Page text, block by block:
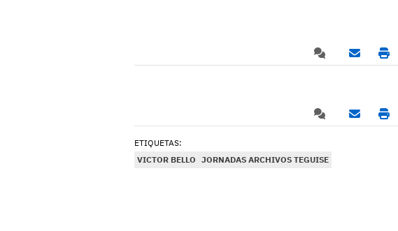
ETIQUETAS:
VICTOR BELLO JORNADAS ARCHIVOS TEGUISE